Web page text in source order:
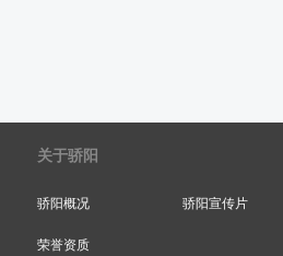
关于骄阳
骄阳概况 骄阳宣传片
荣誉资质